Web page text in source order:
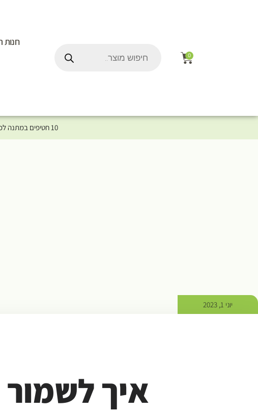
0
חנות
10 חטיפים במתנה לכלב שלך ברכישת מוצר מקטגוריית המומלצים ⤎ לחצו כאן למוצרים המומלצים לכלב
יוני 1, 2023
איך